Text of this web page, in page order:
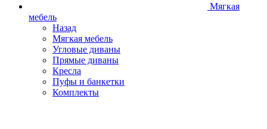
Мягкая
мебель
Назад
Мягкая мебель
Угловые диваны
Прямые диваны
Кресла
Пуфы и банкетки
Комплекты